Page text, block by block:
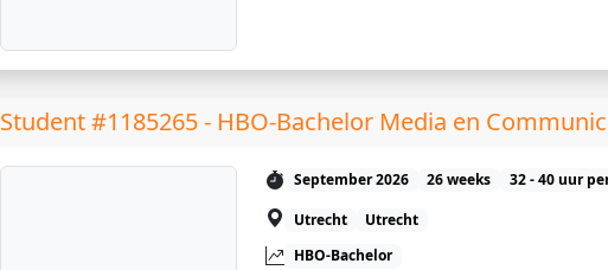
Student #1185265 - HBO-Bachelor Media en
September 2026 26 weeks
32 - 40 uur
Utrecht
Utrecht
HBO-Bachelor